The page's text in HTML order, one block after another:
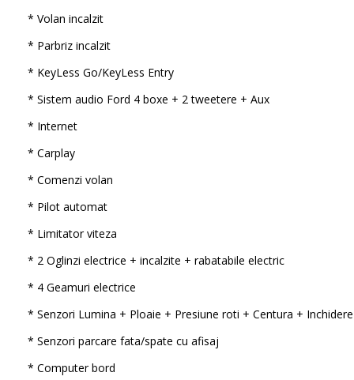
* Volan incalzit
* Parbriz incalzit
* KeyLess Go/KeyLess Entry
* Sistem audio Ford 4 boxe + 2 tweetere + Aux
* Internet
* Carplay
* Comenzi volan
* Pilot automat
* Limitator viteza
* 2 Oglinzi electrice + incalzite + rabatabile electric
* 4 Geamuri electrice
* Senzori Lumina + Ploaie + Presiune roti + Centura + Inchidere
* Senzori parcare fata/spate cu afisaj
* Computer bord